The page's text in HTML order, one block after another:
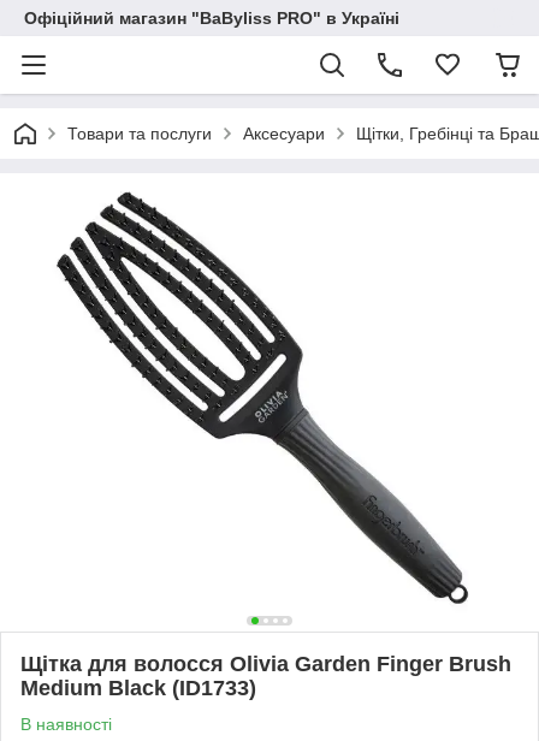
Офіційний магазин "BaByliss PRO" в Україні
Товари та послуги Аксесуари Щітки, Гребінці та
Щітка для волосся Olivia Garden Finger Brush
Medium Black (ID1733)
В наявності